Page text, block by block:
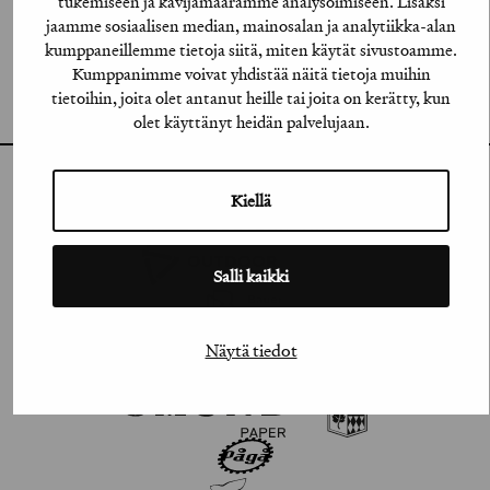
jaamme sosiaalisen median, mainosalan ja analytiikka-alan
kumppaneillemme tietoja siitä, miten käytät sivustoamme.
Kumppanimme voivat yhdistää näitä tietoja muihin
tietoihin, joita olet antanut heille tai joita on kerätty, kun
olet käyttänyt heidän palvelujaan.
Kiellä
Salli kaikki
Näytä tiedot
FACEBOOK
VIMEO
FLICKR